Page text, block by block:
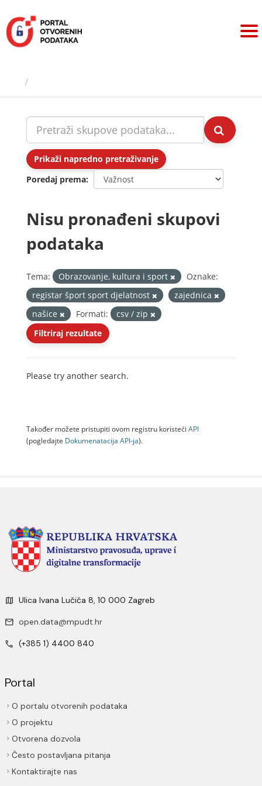
sadržaj
Prikaži napredno pretraživanje
Poredaj prema
Nisu pronađeni skupovi
podataka
Tema: Obrazovanje, kultura i sport
Oznake:
registar šport sport djelatnost
zajednica
našice
Formati:
csv / zip
Filtriraj rezultate
Please try another search.
Također možete pristupiti ovom registru koristeći API
(pogledajte Dokumenаtаcijа API-jа).